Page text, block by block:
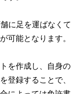
に足を運ばなくて
可能となります。
を作成し、自身の
登録することで、